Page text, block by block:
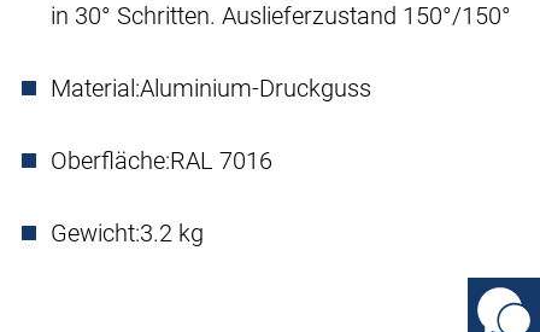
in 30° Schritten. Auslieferzustand 150°/150°
Material:Aluminium-Druckguss
Oberfläche:RAL 7016
Gewicht:3.2 kg